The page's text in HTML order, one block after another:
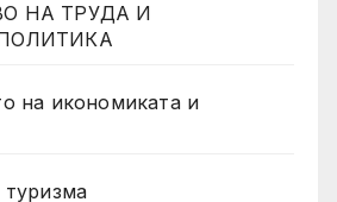
НА ТРУДА И
на икономиката и